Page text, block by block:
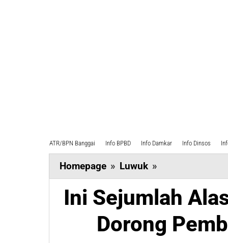
ATR/BPN Banggai Info BPBD Info Damkar Info Dinsos
Homepage » Luwuk »
Sejumlah
Alasan
Aktivis
LINCA
Intens
Ini Sejumlah
Dorong